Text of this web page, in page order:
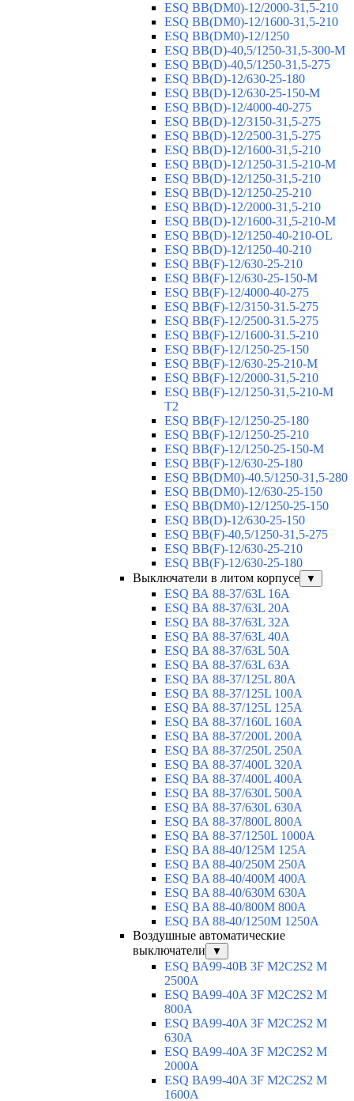
ESQ ВВ(DM0)-12/2000-31,5-210
ESQ ВВ(DM0)-12/1600-31,5-210
ESQ ВВ(DM0)-12/1250
ESQ ВВ(D)-40,5/1250-31,5-300-М
ESQ ВВ(D)-40,5/1250-31,5-275
ESQ ВВ(D)-12/630-25-180
ESQ ВВ(D)-12/630-25-150-М
ESQ ВВ(D)-12/4000-40-275
ESQ ВВ(D)-12/3150-31,5-275
ESQ ВВ(D)-12/2500-31,5-275
ESQ ВВ(D)-12/1600-31,5-210
ESQ ВВ(D)-12/1250-31.5-210-М
ESQ ВВ(D)-12/1250-31,5-210
ESQ ВВ(D)-12/1250-25-210
ESQ BB(D)-12/2000-31,5-210
ESQ BB(D)-12/1600-31,5-210-М
ESQ BB(D)-12/1250-40-210-OL
ESQ BB(D)-12/1250-40-210
ESQ ВВ(F)-12/630-25-210
ESQ ВВ(F)-12/630-25-150-М
ESQ ВВ(F)-12/4000-40-275
ESQ ВВ(F)-12/3150-31.5-275
ESQ ВВ(F)-12/2500-31.5-275
ESQ ВВ(F)-12/1600-31.5-210
ESQ ВВ(F)-12/1250-25-150
ESQ BB(F)-12/630-25-210-М
ESQ BB(F)-12/2000-31,5-210
ESQ BB(F)-12/1250-31,5-210-М
T2
ESQ BB(F)-12/1250-25-180
ESQ ВВ(F)-12/1250-25-210
ESQ ВВ(F)-12/1250-25-150-М
ESQ BB(F)-12/630-25-180
ESQ ВВ(DM0)-40.5/1250-31,5-280
ESQ ВВ(DM0)-12/630-25-150
ESQ ВВ(DM0)-12/1250-25-150
ESQ BB(D)-12/630-25-150
ESQ ВВ(F)-40,5/1250-31,5-275
ESQ ВВ(F)-12/630-25-210
ESQ ВВ(F)-12/630-25-180
Выключатели в литом корпусе
▼
ESQ ВА 88-37/63L 16A
ESQ ВА 88-37/63L 20A
ESQ ВА 88-37/63L 32A
ESQ ВА 88-37/63L 40A
ESQ ВА 88-37/63L 50A
ESQ ВА 88-37/63L 63A
ESQ ВА 88-37/125L 80A
ESQ ВА 88-37/125L 100A
ESQ ВА 88-37/125L 125A
ESQ ВА 88-37/160L 160A
ESQ ВА 88-37/200L 200A
ESQ ВА 88-37/250L 250A
ESQ ВА 88-37/400L 320A
ESQ ВА 88-37/400L 400A
ESQ ВА 88-37/630L 500A
ESQ ВА 88-37/630L 630A
ESQ ВА 88-37/800L 800A
ESQ ВА 88-37/1250L 1000A
ESQ BA 88-40/125M 125A
ESQ BA 88-40/250M 250A
ESQ BA 88-40/400M 400A
ESQ BA 88-40/630М 630A
ESQ BA 88-40/800M 800A
ESQ BA 88-40/1250М 1250A
Воздушные автоматические
выключатели
▼
ESQ ВА99-40B 3F M2C2S2 M
2500A
ESQ ВА99-40A 3F M2C2S2 М
800A
ESQ ВА99-40A 3F M2C2S2 М
630A
ESQ ВА99-40A 3F M2C2S2 М
2000A
ESQ ВА99-40A 3F M2C2S2 М
1600A